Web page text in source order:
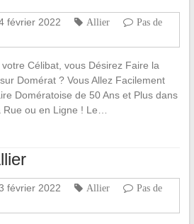
février 2022 Allier
Pas de
Célibat, vous Désirez Faire la
Domérat ? Vous Allez Facilement
Domératoise de 50 Ans et Plus dans
Rue ou en Ligne ! Le…
février 2022 Allier
Pas de